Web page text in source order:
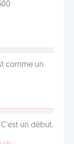
comme un
un début.